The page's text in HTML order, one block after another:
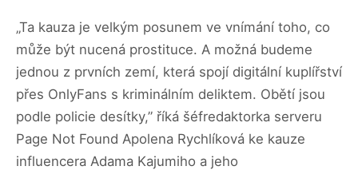
„Ta kauza je velkým posunem ve vnímání toho, co
může být nucená prostituce. A možná budeme
jednou z prvních zemí, která spojí digitální kuplířství
přes OnlyFans s kriminálním deliktem. Obětí jsou
podle policie desítky,” říká šéfredaktorka serveru
Page Not Found Apolena Rychlíková ke kauze
influencera Adama Kajumiho a jeho